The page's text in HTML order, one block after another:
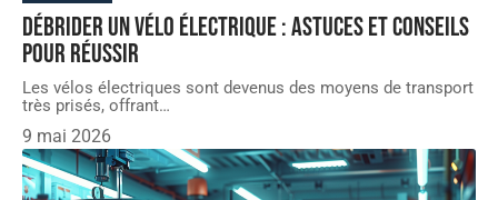
Débrider un vélo électrique : astuces et conseils
pour réussir
Les vélos électriques sont devenus des moyens de transport
très prisés, offrant…
9 mai 2026